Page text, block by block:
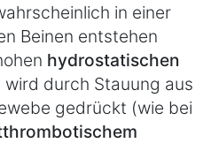
in einer
Beinen entstehen
hydrostatischen
wird durch Stauung aus
gedrückt (wie bei